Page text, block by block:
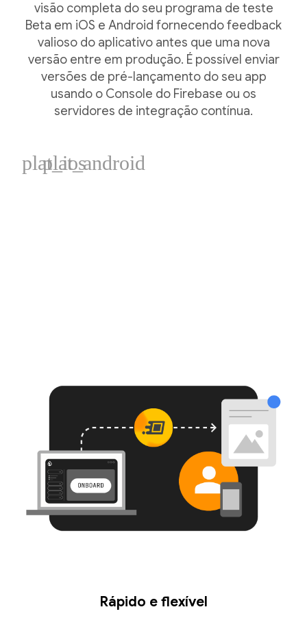
visão completa do seu programa de teste
Beta em iOS e Android fornecendo feedback
valioso do aplicativo antes que uma nova
versão entre em produção. É possível enviar
versões de pré-lançamento do seu app
usando o Console do Firebase ou os
servidores de integração contínua.
plat_ios
plat_android
Rápido e flexível